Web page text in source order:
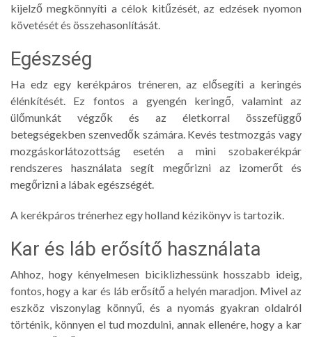
kijelző megkönnyíti a célok kitűzését, az edzések nyomon
követését és összehasonlítását.
Egészség
Ha edz egy kerékpáros tréneren, az elősegíti a keringés
élénkítését. Ez fontos a gyengén keringő, valamint az
ülőmunkát végzők és az életkorral összefüggő
betegségekben szenvedők számára. Kevés testmozgás vagy
mozgáskorlátozottság esetén a mini szobakerékpár
rendszeres használata segít megőrizni az izomerőt és
megőrizni a lábak egészségét.
A kerékpáros trénerhez egy holland kézikönyv is tartozik.
Kar és láb erősítő használata
Ahhoz, hogy kényelmesen biciklizhessünk hosszabb ideig,
fontos, hogy a kar és láb erősítő a helyén maradjon. Mivel az
eszköz viszonylag könnyű, és a nyomás gyakran oldalról
történik, könnyen el tud mozdulni, annak ellenére, hogy a kar